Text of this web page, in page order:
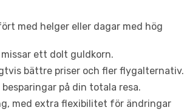
med helger eller dagar med hög
ett dolt guldkorn.
bättre priser och fler flygalternativ.
på din totala resa.
med extra flexibilitet för ändringar